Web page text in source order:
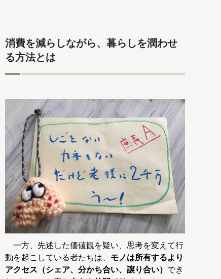
消費を減らしながら、暮らしを潤わせ
る方法とは
一方、先述した価値観を疑い、思考を変えて行
動を起こしている者たちは、 モノは所有するより
アクセス（シェア、分かち合い、譲り合い） でき